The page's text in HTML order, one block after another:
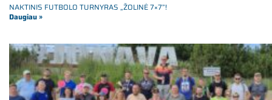
NAKTINIS FUTBOLO TURNYRAS „ŽOLINĖ 7×7”!
Daugiau »